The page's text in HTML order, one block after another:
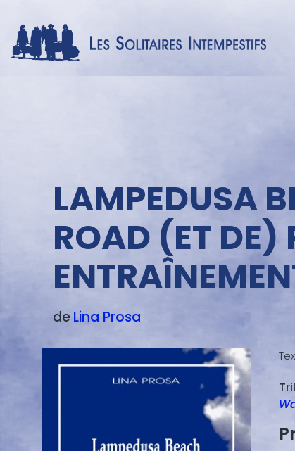
LAMPEDUSA
ROAD (ET DE)
deLina Prosa
de